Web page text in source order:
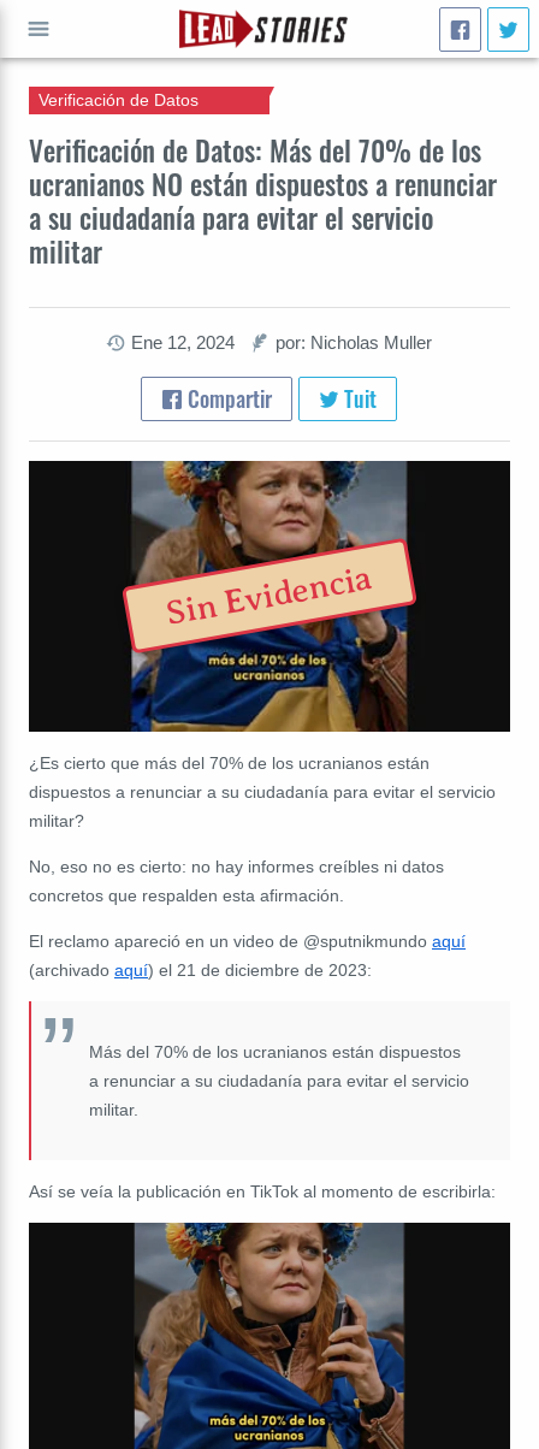
Verificación de Datos: Más del 70% de los
ucranianos NO están dispuestos a renunciar
a su ciudadanía para evitar el servicio
militar
Verificación de Datos
Ene 12, 2024 por: Nicholas Muller
Compartir Tuit
Sin Evidencia
¿Es cierto que más del 70% de los ucranianos están
dispuestos a renunciar a su ciudadanía para evitar el servicio
militar?
No, eso no es cierto: no hay informes creíbles ni datos
concretos que respalden esta afirmación.
El reclamo apareció en un video de @sputnikmundo aquí
(archivado aquí) el 21 de diciembre de 2023:
Más del 70% de los ucranianos están dispuestos
a renunciar a su ciudadanía para evitar el servicio
militar.
Así se veía la publicación en TikTok al momento de escribirla:
IR A